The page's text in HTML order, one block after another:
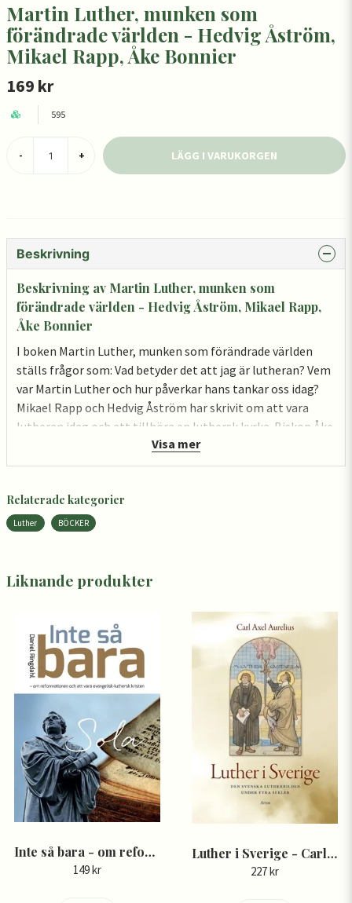
Martin Luther, munken som
förändrade världen - Hedvig Åström,
Mikael Rapp, Åke Bonnier
169 kr
595
- + LÄGG I VARUKORGEN
Liknande produkter
Inte så bara - om reformationen och att vara evangelisk-luthersk kristen - Daniel Ringdahl
149 kr
Luther i Sverige - Carl Axel Aurelius
227 kr
Beskrivning
Beskrivning av Martin Luther, munken som
förändrade världen - Hedvig Åström, Mikael Rapp,
Åke Bonnier
I boken Martin Luther, munken som förändrade världen
ställs frågor som: Vad betyder det att jag är lutheran? Vem
var Martin Luther och hur påverkar hans tankar oss idag?
Mikael Rapp och Hedvig Åström har skrivit om att vara
lutheran idag och att tillhöra en luthersk kyrka. Biskop Åke
Bonnier har skrivit om de tio budorden, trosbekännelsen,
Herrens bön, dopet och nattvarden. Förutom Luthers lilla
skapelsen utifrån Luthers teologi och perspektiv. Boken är
ett samarbete med Svenska Kyrkans Unga.
Visa mer
Relaterade kategorier
Luther BÖCKER